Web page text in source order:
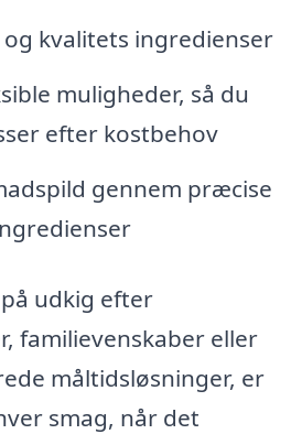
kvalitets ingredienser
muligheder, så du
efter kostbehov
gennem præcise
udkig efter
familievenskaber eller
måltidsløsninger, er
smag, når det